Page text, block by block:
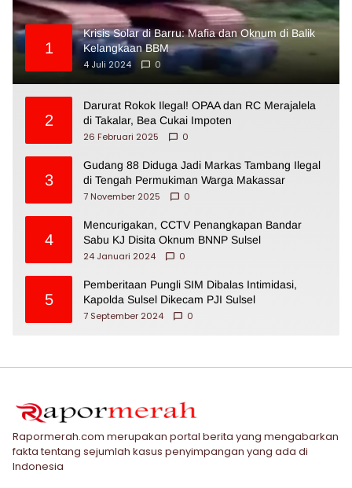
1
Krisis Solar di Barru: Mafia dan Oknum di Balik
Kelangkaan BBM
4 Juli 2024
0
2
Darurat Rokok Ilegal! OPAA dan RC Merajalela
di Takalar, Bea Cukai Impoten
26 Februari 2025
0
3
Gudang 88 Diduga Jadi Markas Tambang Ilegal
di Tengah Permukiman Warga Makassar
7 November 2025
0
4
Mencurigakan, CCTV Penangkapan Bandar
Sabu KJ Disita Oknum BNNP Sulsel
24 Januari 2024
0
5
Pemberitaan Pungli SIM Dibalas Intimidasi,
Kapolda Sulsel Dikecam PJI Sulsel
7 September 2024
0
Rapormerah.com merupakan portal berita yang mengabarkan
fakta tentang sejumlah kasus penyimpangan yang ada di
Indonesia